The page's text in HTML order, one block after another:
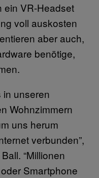
ein VR-Headset
voll auskosten
aber auch,
benötige,
in unseren
Wohnzimmern
uns herum
verbunden”,
“Millionen
Smartphone